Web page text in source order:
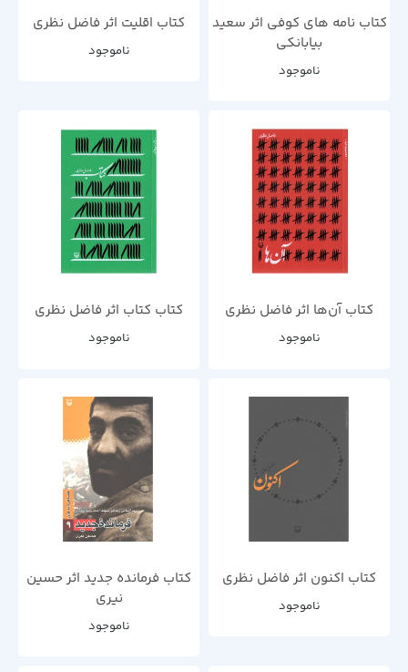
کتاب نامه های کوفی اثر سعید
بیابانکی
ناموجود
کتاب اقلیت اثر فاضل نظری
ناموجود
کتاب آن‌ها اثر فاضل نظری
ناموجود
کتاب کتاب اثر فاضل نظری
ناموجود
کتاب اکنون اثر فاضل نظری
ناموجود
کتاب فرمانده جدید اثر حسین
نیری
ناموجود